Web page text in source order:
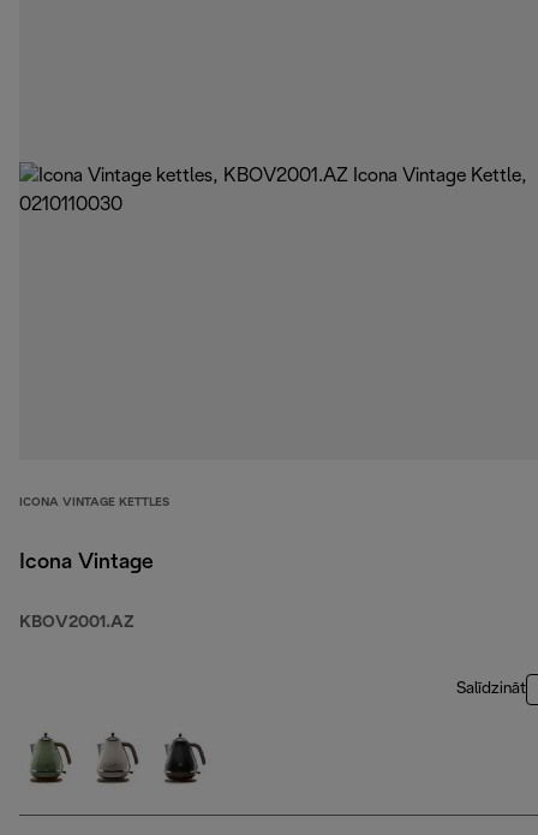
ICONA VINTAGE KETTLES
Icona Vintage
KBOV2001.AZ
Salīdzināt